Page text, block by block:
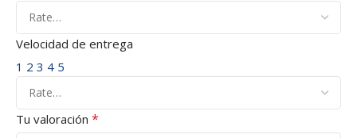
Velocidad de entrega
1 2 3 4 5
Tu valoración *